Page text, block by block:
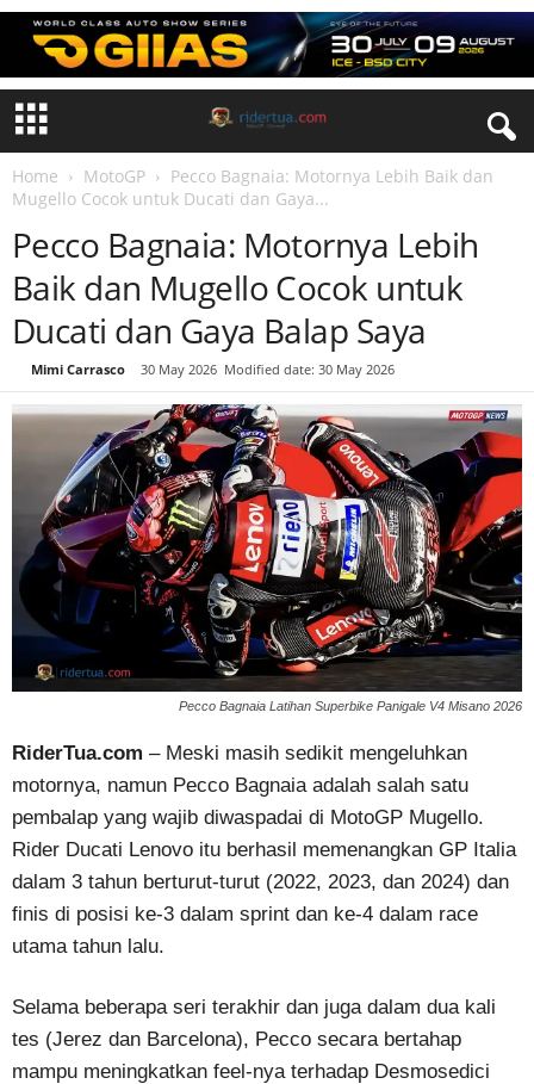
Home MotoGP
Pecco Bagnaia: Motornya Lebih Baik dan
Mugello Cocok untuk Ducati dan Gaya...
Pecco Bagnaia: Motornya Lebih
Baik dan Mugello Cocok untuk
Ducati dan Gaya Balap Saya
Mimi Carrasco 30 May 2026 Modified date: 30 May 2026
Pecco Bagnaia Latihan Superbike Panigale V4 Misano 2026
RiderTua.com – Meski masih sedikit mengeluhkan
motornya, namun Pecco Bagnaia adalah salah satu
pembalap yang wajib diwaspadai di MotoGP Mugello.
Rider Ducati Lenovo itu berhasil memenangkan GP Italia
dalam 3 tahun berturut-turut (2022, 2023, dan 2024) dan
finis di posisi ke-3 dalam sprint dan ke-4 dalam race
utama tahun lalu.
Selama beberapa seri terakhir dan juga dalam dua kali
tes (Jerez dan Barcelona), Pecco secara bertahap
mampu meningkatkan feel-nya terhadap Desmosedici